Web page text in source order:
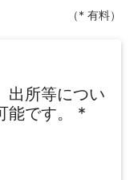
（* 有料）
出所等につい
です。
*